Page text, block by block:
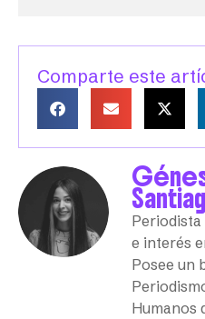
Comparte este
Periodista
e interés
Posee un
Humanos